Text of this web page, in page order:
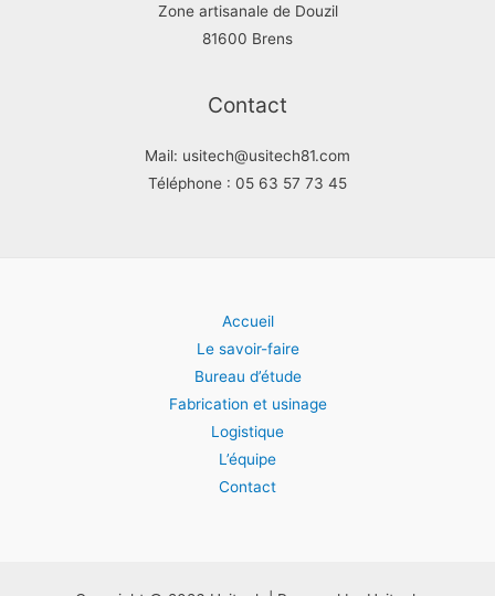
Zone artisanale de Douzil
81600 Brens
Contact
Mail: usitech@usitech81.com
Téléphone : 05 63 57 73 45
Accueil
Le savoir-faire
Bureau d’étude
Fabrication et usinage
Logistique
L’équipe
Contact